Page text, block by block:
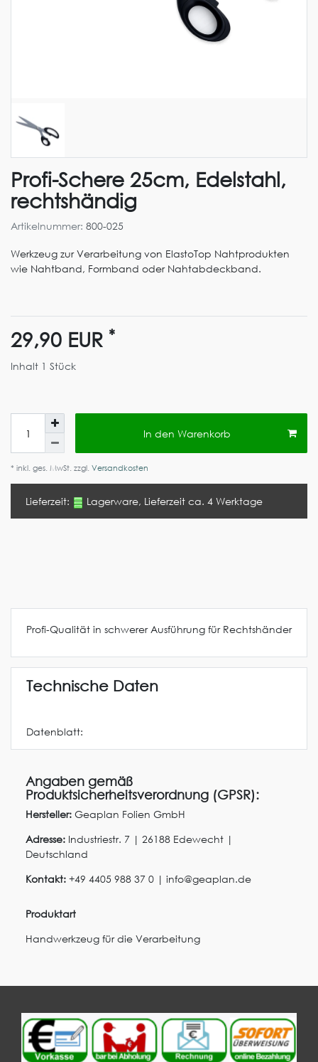
Profi-Schere 25cm, Edelstahl,
rechtshändig
Artikelnummer: 800-025
Werkzeug zur Verarbeitung von ElastoTop Nahtprodukten
wie Nahtband, Formband oder Nahtabdeckband.
29,90 EUR *
Inhalt 1 Stück
In den Warenkorb
* inkl. ges. MwSt. zzgl. Versandkosten
Lieferzeit: Lagerware, Lieferzeit ca. 4 Werktage
Profi-Qualität in schwerer Ausführung für Rechtshänder
Technische Daten
Datenblatt:
Angaben gemäß
Produktsicherheitsverordnung (GPSR):
Hersteller: Geaplan Folien GmbH
Adresse: Industriestr. 7 | 26188 Edewecht |
Deutschland
Kontakt: +49 4405 988 37 0 | info@geaplan.de
Produktart
Handwerkzeug für die Verarbeitung